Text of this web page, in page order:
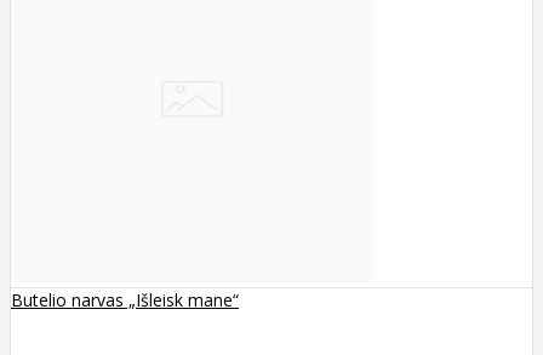
Butelio narvas „Išleisk mane“